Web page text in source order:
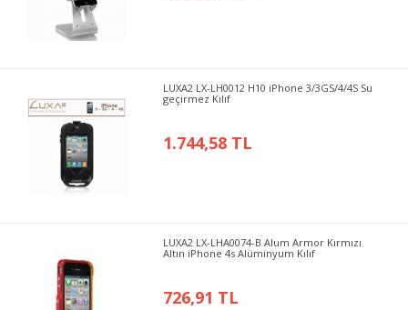
LUXA2 LX-LH0012 H10 iPhone 3/3GS/4/4S Su
geçirmez Kılıf
1.744,58 TL
LUXA2 LX-LHA0074-B Alum Armor Kırmızı
Altın iPhone 4s Alüminyum Kılıf
726,91 TL